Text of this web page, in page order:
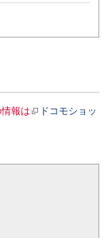
報は
ドコモショッ